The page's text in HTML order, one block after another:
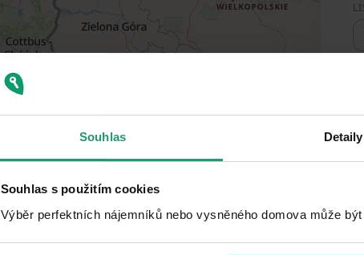
Souhlas Detaily
Souhlas s použitím cookies
Výběr perfektních nájemníků nebo vysněného domova může